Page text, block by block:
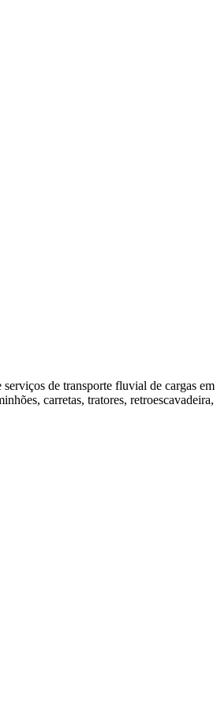
de transporte fluvial de cargas
carretas, tratores,